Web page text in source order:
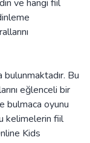
ve hangi fiil
Bu
eğlenceli bir
bulmaca oyunu
kelimelerin fiil
Kids